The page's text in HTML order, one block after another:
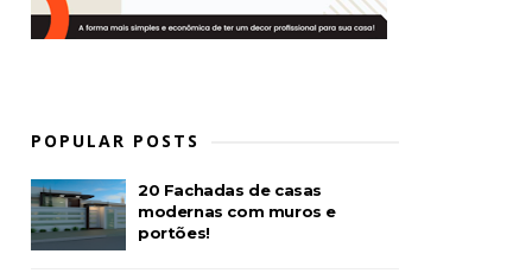
POPULAR POSTS
20 Fachadas de casas
modernas com muros e
portões!